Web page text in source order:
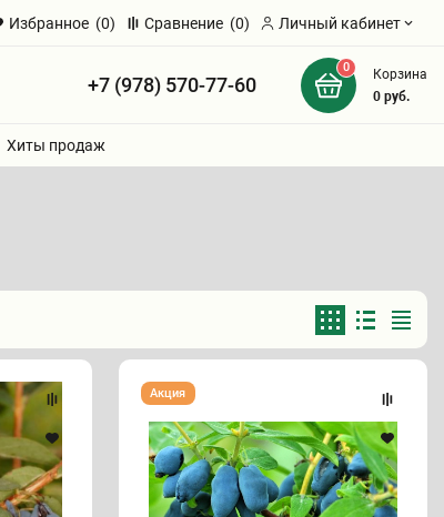
Избранное (0) Сравнение (0) Личный кабинет
+7 (978) 570-77-60
0
Корзина
0руб.
Хиты продаж
Жимолость
"ВОСТОРГ"
Акция